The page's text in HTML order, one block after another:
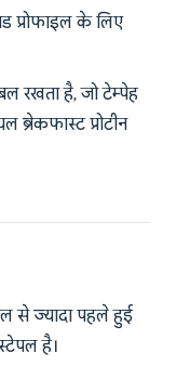
प्रोफाइल के लिए
रखता है, जो टेम्पेह
प्रोटीन
से ज्यादा पहले हुई
है।